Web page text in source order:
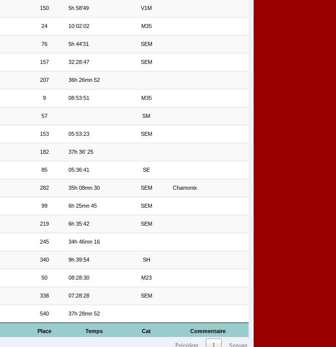
Place Temps Cat Commentaire
150 5h 58'49 V1M
24 10:02:02 M35
76 5h 44'31 SEM
157 32:28:47 SEM
207 36h 26mn 52
9 08:53:51 M35
57 SM
153 05:53:23 SEM
182 37h 36' 25
85 05:36:41 SE
282 35h 08mn 30 SEM Chamonix
99 6h 25mn 45 SEM
219 6h 35:42 SEM
245 34h 46mn 16
340 9h 39:54 SH
50 08:28:30 M23
338 07:28:28 SEM
540 37h 28mn 52
Précédent 1 Suivant